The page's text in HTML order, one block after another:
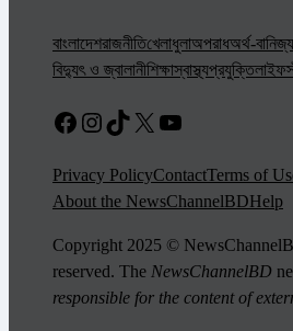
বাংলাদেশরাজনীতিখেলাধুলাঅপরাধঅর্থ-বানিজ্য
বিদ্যুৎ ও জ্বালানীশিক্ষাস্বাস্থ্যপ্রযুক্তি
Facebook
Instagram
TikTok
X YouTube
Privacy PolicyContactTerms of
About the NewsChannelBDHelp
Copyright 2025 ©
reserved. The NewsChannelBD
responsible for the content of